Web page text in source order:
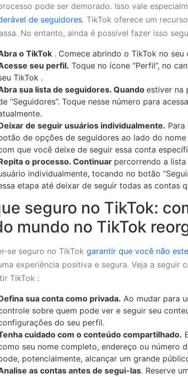
pode ser demorado. Isso vale
de seguidores. TikTok oferece um
No entanto, ainda é possível fazer isso
o TikTok . Comece abrindo o TikTok no
seu perfil. Toque no ícone “Perfil”, no
TikTok .
sua lista de seguidores. Quando estiver na
“Seguidores”. Toque nesse número para
de seguir usuários individualmente.
de opções de seguidores ao lado do
que você deixe de seguir essa conta
o processo. Continuar percorrendo a
individualmente, tocando no botão
etapa até deixar de seguir todas as contas
seguro no TikTok:
mundo no TikTok
se seguro no TikTok garantir que você não
experiência positiva e segura. Veja a seguir
TikTok :
sua conta como privada. Ao mudar para
sobre quem pode ver e seguir seu
do seu perfil.
cuidado com o conteúdo compartilhado.
seu nome completo, endereço ou número
potencialmente, alcançar um grande
as contas antes de segui-las. Reserve